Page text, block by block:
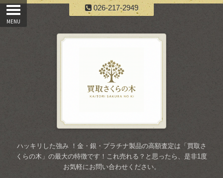
026-217-2949
ハッキリした強み ！金・銀・プラチナ製品の高額査定は「買取さ
くらの木」の最大の特徴です！これ売れる？と思ったら、是非1度
お気軽にお問い合わせください。